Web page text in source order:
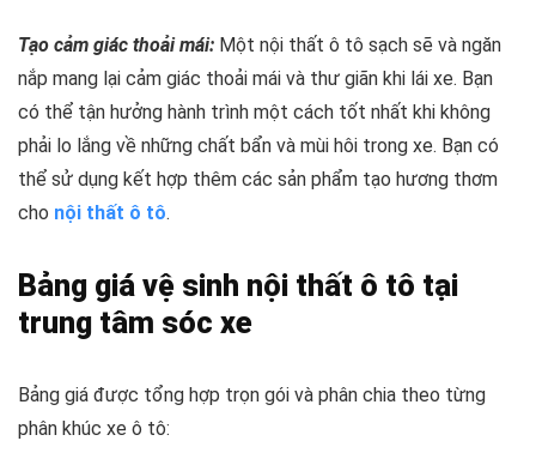
Tạo cảm giác thoải mái: Một nội thất ô tô sạch sẽ và ngăn
nắp mang lại cảm giác thoải mái và thư giãn khi lái xe. Bạn
có thể tận hưởng hành trình một cách tốt nhất khi không
phải lo lắng về những chất bẩn và mùi hôi trong xe. Bạn có
thể sử dụng kết hợp thêm các sản phẩm tạo hương thơm
cho nội thất ô tô.
Bảng giá vệ sinh nội thất ô tô tại
trung tâm sóc xe
Bảng giá được tổng hợp trọn gói và phân chia theo từng
phân khúc xe ô tô: